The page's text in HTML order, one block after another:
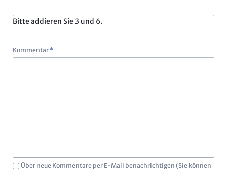
Bitte addieren Sie 3 und 6.
Pflichtfeld
Kommentar *
Über neue Kommentare per E-Mail benachrichtigen (Sie können